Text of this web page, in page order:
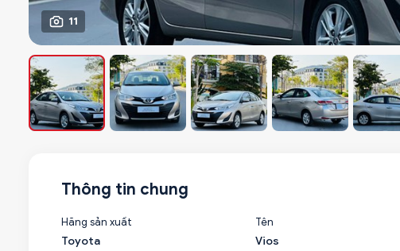
11
Thông tin chung
Hãng sản xuất
Toyota
Tên
Vios